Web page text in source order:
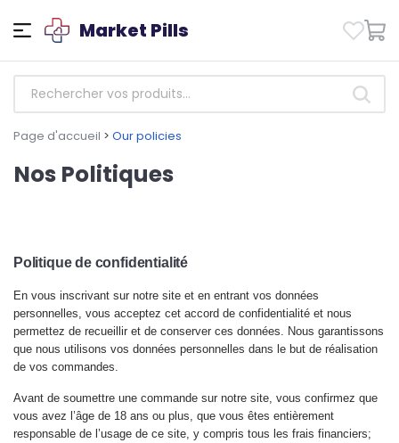
Market Pills
Page d'accueil > Our policies
Nos Politiques
Politique de confidentialité
En vous inscrivant sur notre site et en entrant vos données
personnelles, vous acceptez cet accord de confidentialité et nous
permettez de recueillir et de conserver ces données. Nous garantissons
que nous utilisons vos données personnelles dans le but de réalisation
de vos commandes.
Avant de soumettre une commande sur notre site, vous confirmez que
vous avez l’âge de 18 ans ou plus, que vous êtes entièrement
responsable de l’usage de ce site, y compris tous les frais financiers;